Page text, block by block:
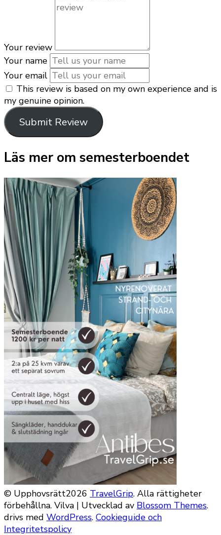
Your review
Your name
Your email
This review is based on my own experience and is
my genuine opinion.
Submit Review
Läs mer om semesterboendet
© Upphovsrätt2026 TravelGrip. Alla rättigheter
förbehållna. Vilva | Utvecklad av Blossom Themes.
drivs med WordPress. Cookieguide och
Integritetspolicy